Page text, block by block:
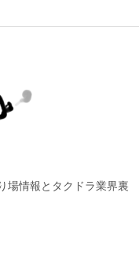
情報とタクドラ業界裏